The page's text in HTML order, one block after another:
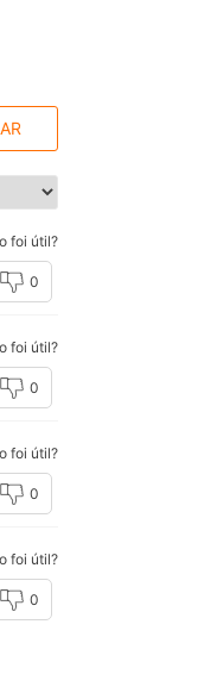
foi útil?
0
foi útil?
0
foi útil?
0
foi útil?
0